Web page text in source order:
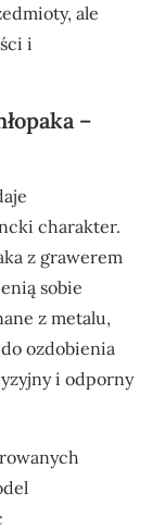
ale
i
–
charakter.
z grawerem
sobie
z metalu,
ozdobienia
i odporny